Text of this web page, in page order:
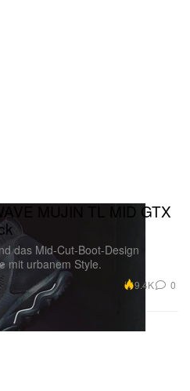
MUJIN TL MID GTX
das Mid-Cut-Boot-Design
mit urbanem Style.
9.4K 0